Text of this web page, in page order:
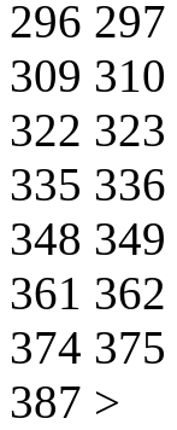
296 297
309 310
322 323
335 336
348 349
361 362
374 375
387 >